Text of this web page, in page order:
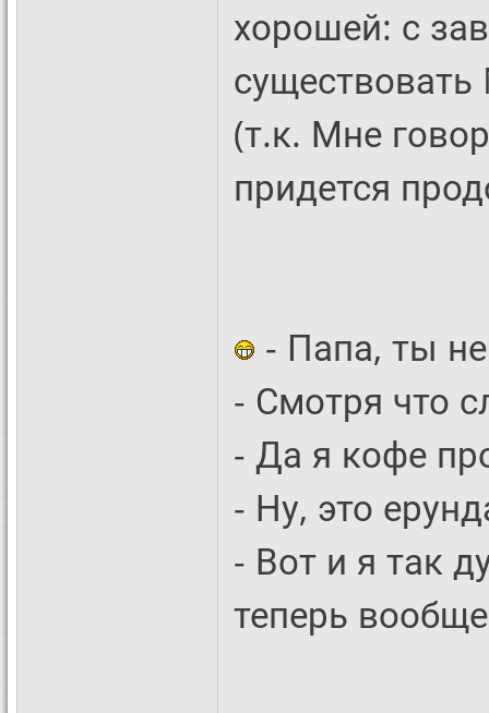
хорошей: с
(т.к. Мне
придется
- Папа, ты
- Смотря что
- Да я кофе
- Ну, это
- Вот и я так
теперь